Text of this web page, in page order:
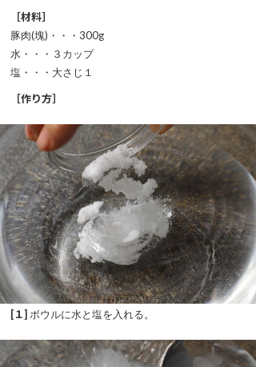
［材料］
豚肉(塊)・・・300g
水・・・３カップ
塩・・・大さじ１
［作り方］
[１] ボウルに水と塩を入れる。